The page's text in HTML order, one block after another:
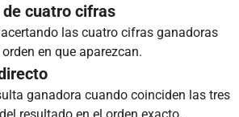
cuatro cifras
las cuatro cifras ganadoras
en que aparezcan.
ganadora cuando coinciden las tres
resultado en el orden exacto.